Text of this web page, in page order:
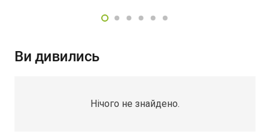
Ви дивились
Нічого не знайдено.